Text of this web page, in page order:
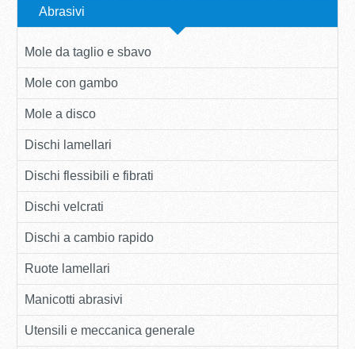
Abrasivi
Mole da taglio e sbavo
Mole con gambo
Mole a disco
Dischi lamellari
Dischi flessibili e fibrati
Dischi velcrati
Dischi a cambio rapido
Ruote lamellari
Manicotti abrasivi
Utensili e meccanica generale